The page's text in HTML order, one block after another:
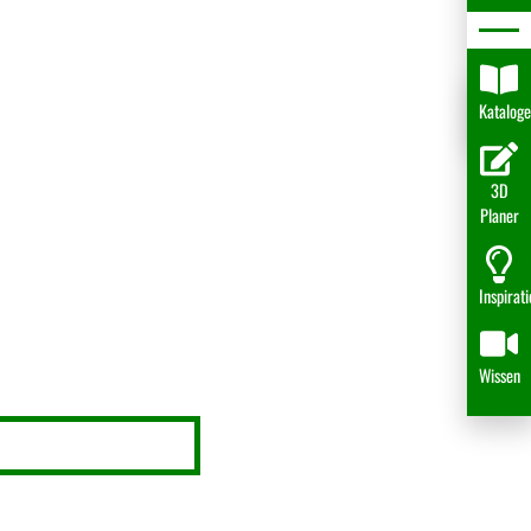
Kataloge
3D
Planer
Wissen